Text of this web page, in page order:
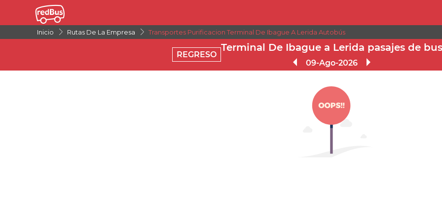
Inicio Rutas De La Empresa Transportes Purificacion Terminal De Ibague A Lerida Autobús
REGRESO
Terminal De Ibague a Lerida pasajes de bus
09-Ago-2026